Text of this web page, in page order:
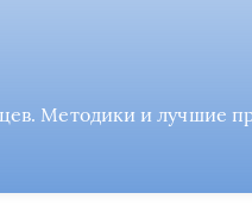
Методики и лучшие